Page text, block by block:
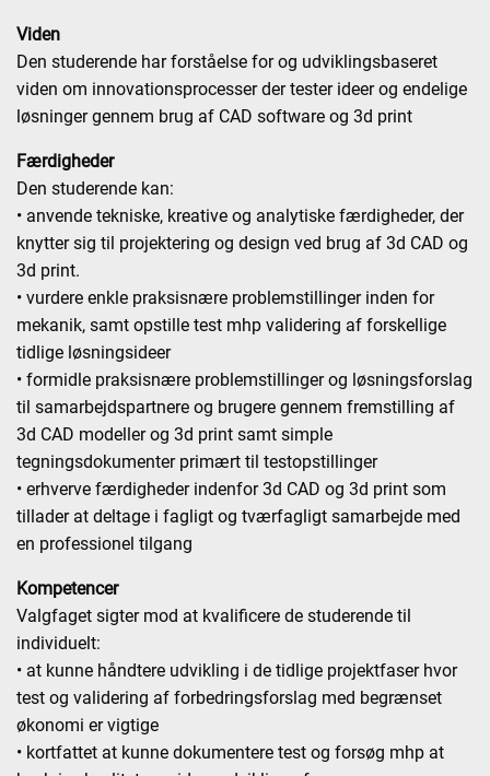
Viden
Den studerende har forståelse for og udviklingsbaseret
viden om innovationsprocesser der tester ideer og endelige
løsninger gennem brug af CAD software og 3d print
Færdigheder
Den studerende kan:
• anvende tekniske, kreative og analytiske færdigheder, der
knytter sig til projektering og design ved brug af 3d CAD og
3d print.
• vurdere enkle praksisnære problemstillinger inden for
mekanik, samt opstille test mhp validering af forskellige
tidlige løsningsideer
• formidle praksisnære problemstillinger og løsningsforslag
til samarbejdspartnere og brugere gennem fremstilling af
3d CAD modeller og 3d print samt simple
tegningsdokumenter primært til testopstillinger
• erhverve færdigheder indenfor 3d CAD og 3d print som
tillader at deltage i fagligt og tværfagligt samarbejde med
en professionel tilgang
Kompetencer
Valgfaget sigter mod at kvalificere de studerende til
individuelt:
• at kunne håndtere udvikling i de tidlige projektfaser hvor
test og validering af forbedringsforslag med begrænset
økonomi er vigtige
• kortfattet at kunne dokumentere test og forsøg mhp at